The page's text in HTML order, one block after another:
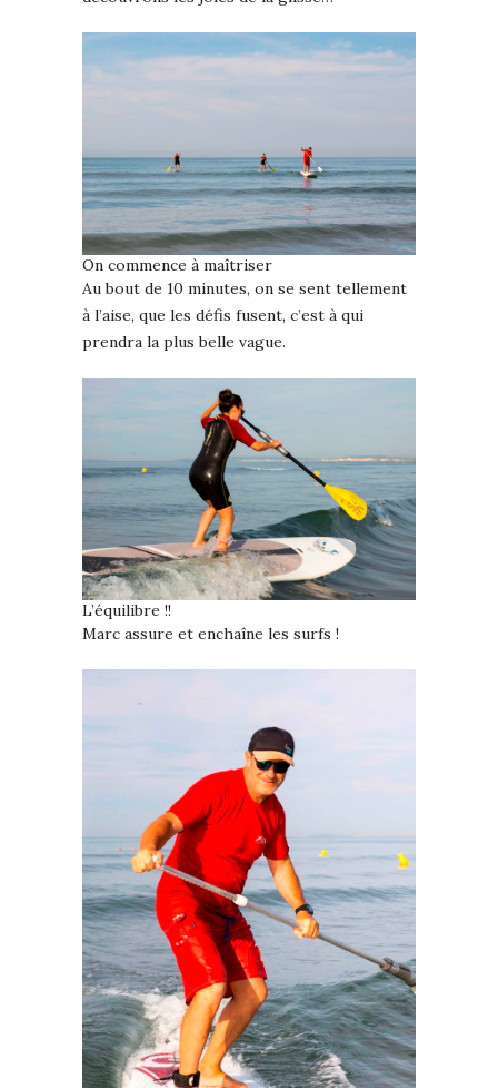
On commence à maîtriser
Au bout de 10 minutes, on se sent tellement
à l’aise, que les défis fusent, c’est à qui
prendra la plus belle vague.
L’équilibre !!
Marc assure et enchaîne les surfs !